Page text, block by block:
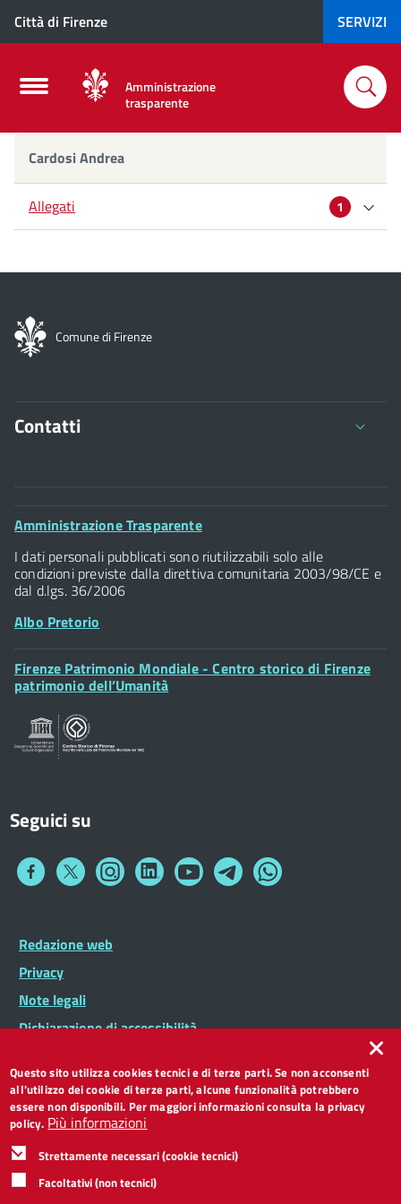
Città di Firenze SERVIZI
Amministrazione
trasparente
Cardosi
Andrea
Cardosi Andrea
Allegati 1
Comune di Firenze
Contatti
Comune di Firenze
Palazzo Vecchio
Piazza della Signoria - 50122, Firenze
P.IVA 01307110484
Posta Elettronica Certificata
Footer
Amministrazione Trasparente
I dati personali pubblicati sono riutilizzabili solo alle
condizioni previste dalla direttiva comunitaria 2003/98/CE e
dal d.lgs. 36/2006
Albo Pretorio
Footer
Widget
Firenze Patrimonio Mondiale - Centro storico di Firenze
patrimonio dell’Umanità
Seguici su
Collegamento
Collegamento
a
Collegamento
a
Collegamento
a
Collegamento
a
Collegamento
a
Collegamento
a
Footer
Widget
Footer
menu
Redazione web
Privacy
Note legali
Dichiarazione di accessibilità
Questo sito utilizza cookies tecnici e di terze parti. Se non acconsenti
all'utilizzo dei cookie di terze parti, alcune funzionalità potrebbero
essere non disponibili. Per maggiori informazioni consulta la privacy
policy. Più informazioni
Strettamente necessari (cookie tecnici)
Facoltativi (non tecnici)